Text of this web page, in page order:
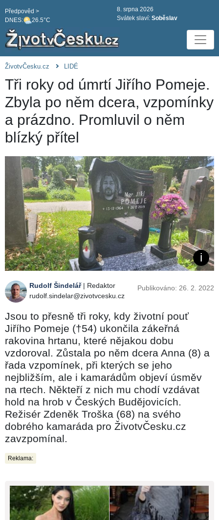
DNES: 26.5°C
Předpověd >
8. srpna 2026
Svátek slaví: Soběslav
ŽivotvČesku.cz LIDÉ
Tři roky od úmrtí Jiřího Pomeje.
Zbyla po něm dcera, vzpomínky
a prázdno. Promluvil o něm
blízký přítel
Rudolf Šindelář| Redaktor
rudolf.sindelar@zivotvcesku.cz
Publikováno: 26. 2. 2022
Jsou to přesně tři roky, kdy životní pouť
Jiřího Pomeje (†54) ukončila zákeřná
rakovina hrtanu, které nějakou dobu
vzdoroval. Zůstala po něm dcera Anna (8) a
řada vzpomínek, při kterých se jeho
nejbližším, ale i kamarádům objeví úsměv
na rtech. Někteří z nich mu chodí vzdávat
hold na hrob v Českých Budějovicích.
Režisér Zdeněk Troška (68) na svého
dobrého kamaráda pro ŽivotvČesku.cz
zavzpomínal.
Reklama: